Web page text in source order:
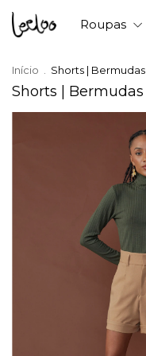
Roupas
Início Shorts | Bermudas
Shorts | Bermudas